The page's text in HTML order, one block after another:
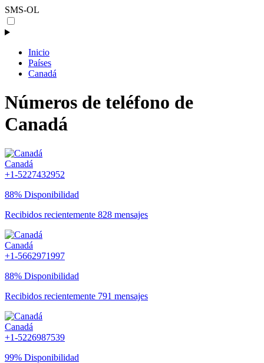
SMS-OL
Inicio
Países
Canadá
Números de teléfono de
Canadá
Canadá
+1-5227432952
88% Disponibilidad
Recibidos recientemente 828 mensajes
Canadá
+1-5662971997
88% Disponibilidad
Recibidos recientemente 791 mensajes
Canadá
+1-5226987539
99% Disponibilidad